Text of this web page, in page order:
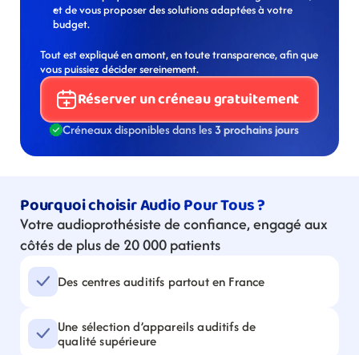
et de vous proposer des solutions adaptées à votre
budget.
Tout est expliqué en amont, en toute transparence, afin que
vous puissiez décider sereinement.
Réserver un créneau gratuitement
Créneaux disponibles dans les 3 prochains jours
Pourquoi choisir Audio Pour Tous ?
Votre audioprothésiste de confiance, engagé aux
côtés de plus de 20 000 patients
Des centres auditifs partout en France
Une sélection d’appareils auditifs de
qualité supérieure